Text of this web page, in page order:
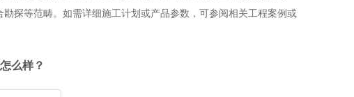
探等范畴。如需详细施工计划或产品参数，可参阅相关工程案例或
么样？